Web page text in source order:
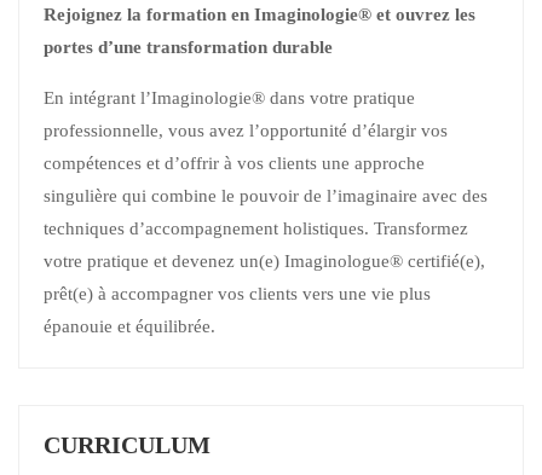
Rejoignez la formation en Imaginologie® et ouvrez les
portes d’une transformation durable
En intégrant l’Imaginologie® dans votre pratique
professionnelle, vous avez l’opportunité d’élargir vos
compétences et d’offrir à vos clients une approche
singulière qui combine le pouvoir de l’imaginaire avec des
techniques d’accompagnement holistiques. Transformez
votre pratique et devenez un(e) Imaginologue® certifié(e),
prêt(e) à accompagner vos clients vers une vie plus
épanouie et équilibrée.
CURRICULUM